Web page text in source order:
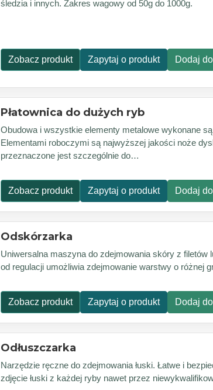
śledzia i innych. Zakres wagowy od 50g do 1000g.
Zobacz produkt Zapytaj o produkt Dodaj
Płatownica do dużych ryb
Obudowa i wszystkie elementy metalowe wykonane
Elementami roboczymi są najwyższej jakości noże
przeznaczone jest szczególnie do…
Zobacz produkt Zapytaj o produkt Dodaj
Odskórzarka
Uniwersalna maszyna do zdejmowania skóry z filetów
od regulacji umożliwia zdejmowanie warstwy o różnej
Zobacz produkt Zapytaj o produkt Dodaj
Odłuszczarka
Narzędzie ręczne do zdejmowania łuski. Łatwe i
zdjęcie łuski z każdej ryby nawet przez